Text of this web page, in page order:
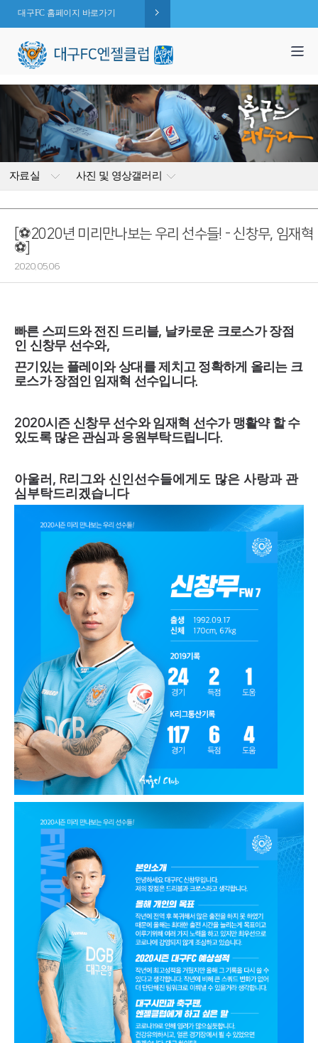
대구FC 홈페이지 바로가기
자료실 사진 및 영상갤러리
[⚽2020년 미리만나보는 우리 선수들! - 신창무, 임재혁
⚽]
2020.05.06
빠른 스피드와 전진 드리블, 날카로운 크로스가 장점
인 신창무 선수와,
끈기있는 플레이와 상대를 제치고 정확하게 올리는 크
로스가 장점인 임재혁 선수입니다.
2020시즌 신창무 선수와 임재혁 선수가 맹활약 할 수
있도록 많은 관심과 응원부탁드립니다.
아울러 , R리그와 신인선수들에게도 많은 사랑과 관
심부탁드리겠습니다